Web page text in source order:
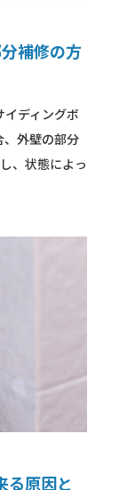
補修の方
ディングボ
、外壁の部分
、状態によっ
る原因と